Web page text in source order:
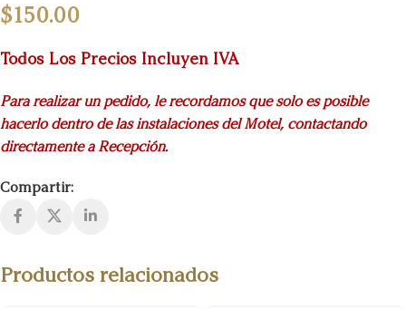
$150.00
Todos Los Precios Incluyen IVA
Para realizar un pedido, le recordamos que solo es posible
hacerlo dentro de las instalaciones del Motel, contactando
directamente a Recepción.
Compartir:
Productos relacionados